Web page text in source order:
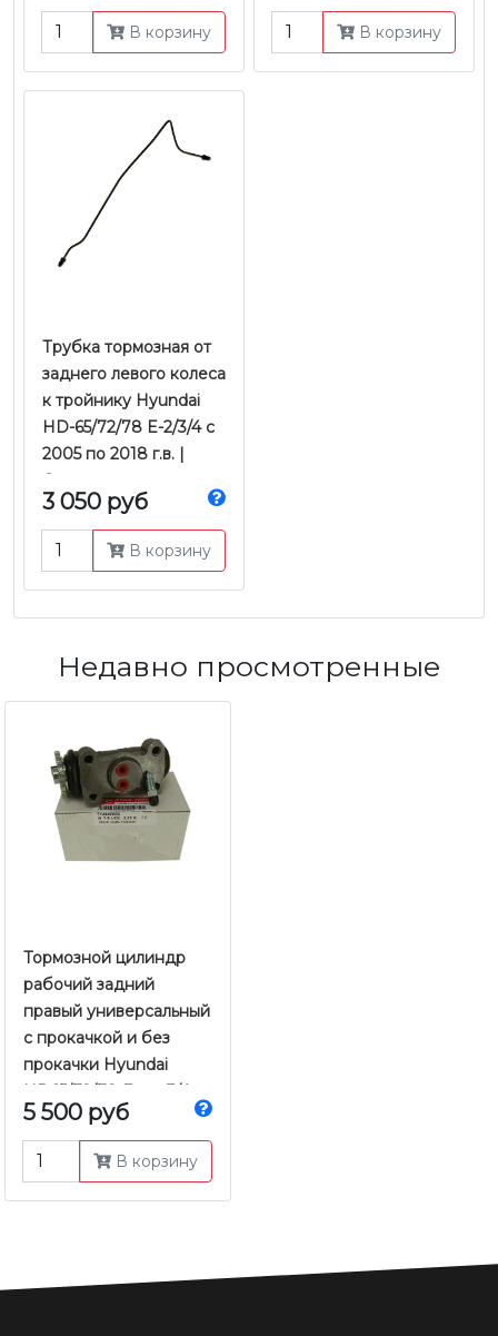
В корзину В корзину
Трубка тормозная от
заднего левого колеса
к тройнику Hyundai
HD-65/72/78 E-2/3/4 с
2005 по 2018 г.в. |
Оригинал
3 050 руб
В корзину
Недавно просмотренные
Тормозной цилиндр
рабочий задний
правый универсальный
с прокачкой и без
прокачки Hyundai
HD65/72/78 Евро-3/4
2005-2018 г.в. | Tcic
5 500 руб
В корзину